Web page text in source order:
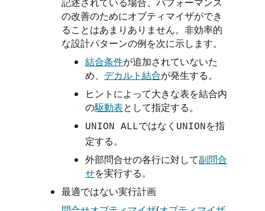
の改善のためにオプティマイザができ
ることはあまりありません。非効率的
な設計パターンの例を次に示します。
結合条件が追加されていないた
め、 デカルト結合が発生する。
ヒントによって大きな表を結合内
の駆動表として指定する。
UNION ALLではなく UNIONを指
定する。
外部問合せの各行に対して副問合
せを実行する。
最適ではない実行計画